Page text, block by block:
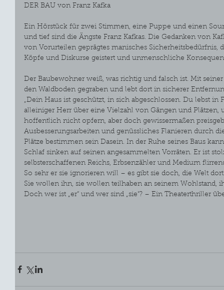
DER BAU von Franz Kafka
Ein Hörstück für zwei Stimmen, eine Puppe und einen
und tief sind die Ängste Franz Kafkas. Die Gedanken von
von Vorurteilen geprägtes manisches Sicherheitsbedürfnis,
Köpfe und Diskurse geistert und unmenschliche
Der Baubewohner weiß, was richtig und falsch ist. Mit
den Waldboden gegraben und lebt dort in sicherer
„Dein Haus ist geschützt, in sich abgeschlossen. Du lebst
alleiniger Herr über eine Vielzahl von Gängen und Plätzen,
hoffentlich nicht opfern, aber doch gewissermaßen
Ausbesserungsarbeiten und genüssliches Flanieren durch
Plätze bestimmen sein Dasein. In der Ruhe seines Baus
Schlaf sinken auf seinen angesammelten Vorräten. Er ist
selbsterschaffenen Reichs, Erbsenzähler und Medium
So sehr er sie ignorieren will – es gibt sie doch, die Welt
Sie wollen ihn, sie wollen teilhaben an seinem Wohlstand,
Doch wer ist „er“ und wer sind „sie“? – Ein Theaterthriller